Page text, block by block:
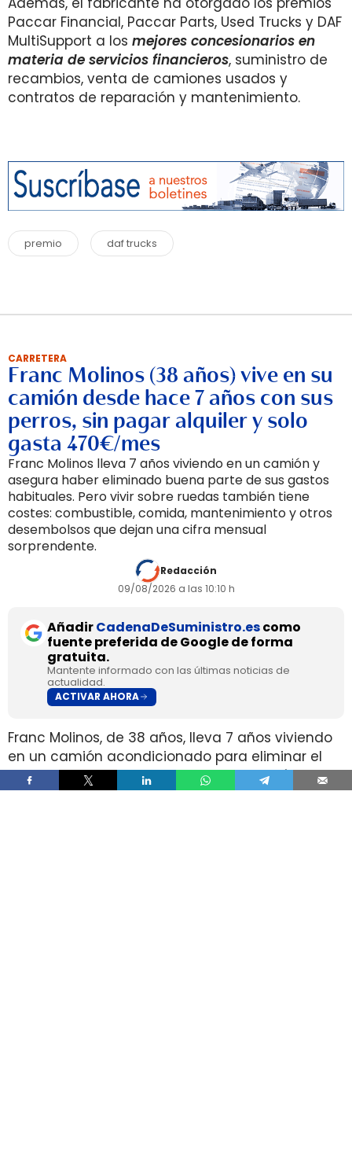
Paccar Financial, Paccar Parts, Used Trucks y DAF
MultiSupport a los mejores concesionarios en
materia de servicios financieros, suministro de
recambios, venta de camiones usados y
contratos de reparación y mantenimiento.
premio daf trucks
CARRETERA
Franc Molinos (38 años) vive en su
camión desde hace 7 años con sus
perros, sin pagar alquiler y solo
gasta 470€/mes
Franc Molinos lleva 7 años viviendo en un camión y
asegura haber eliminado buena parte de sus gastos
habituales. Pero vivir sobre ruedas también tiene
costes: combustible, comida, mantenimiento y otros
desembolsos que dejan una cifra mensual
sorprendente.
Redacción
09/08/2026 a las 10:10 h
AñadirCadenaDeSuministro.escomo
fuente preferida de Google de forma
gratuita.
Mantente informado con las últimas noticias de
actualidad.
ACTIVAR AHORA
Franc Molinos, de 38 años, lleva 7 años viviendo
en un camión acondicionado para eliminar el
alquiler y recortar sus gastos fijos. El vehículo
incorpora cocina, dormitorio, espacio de